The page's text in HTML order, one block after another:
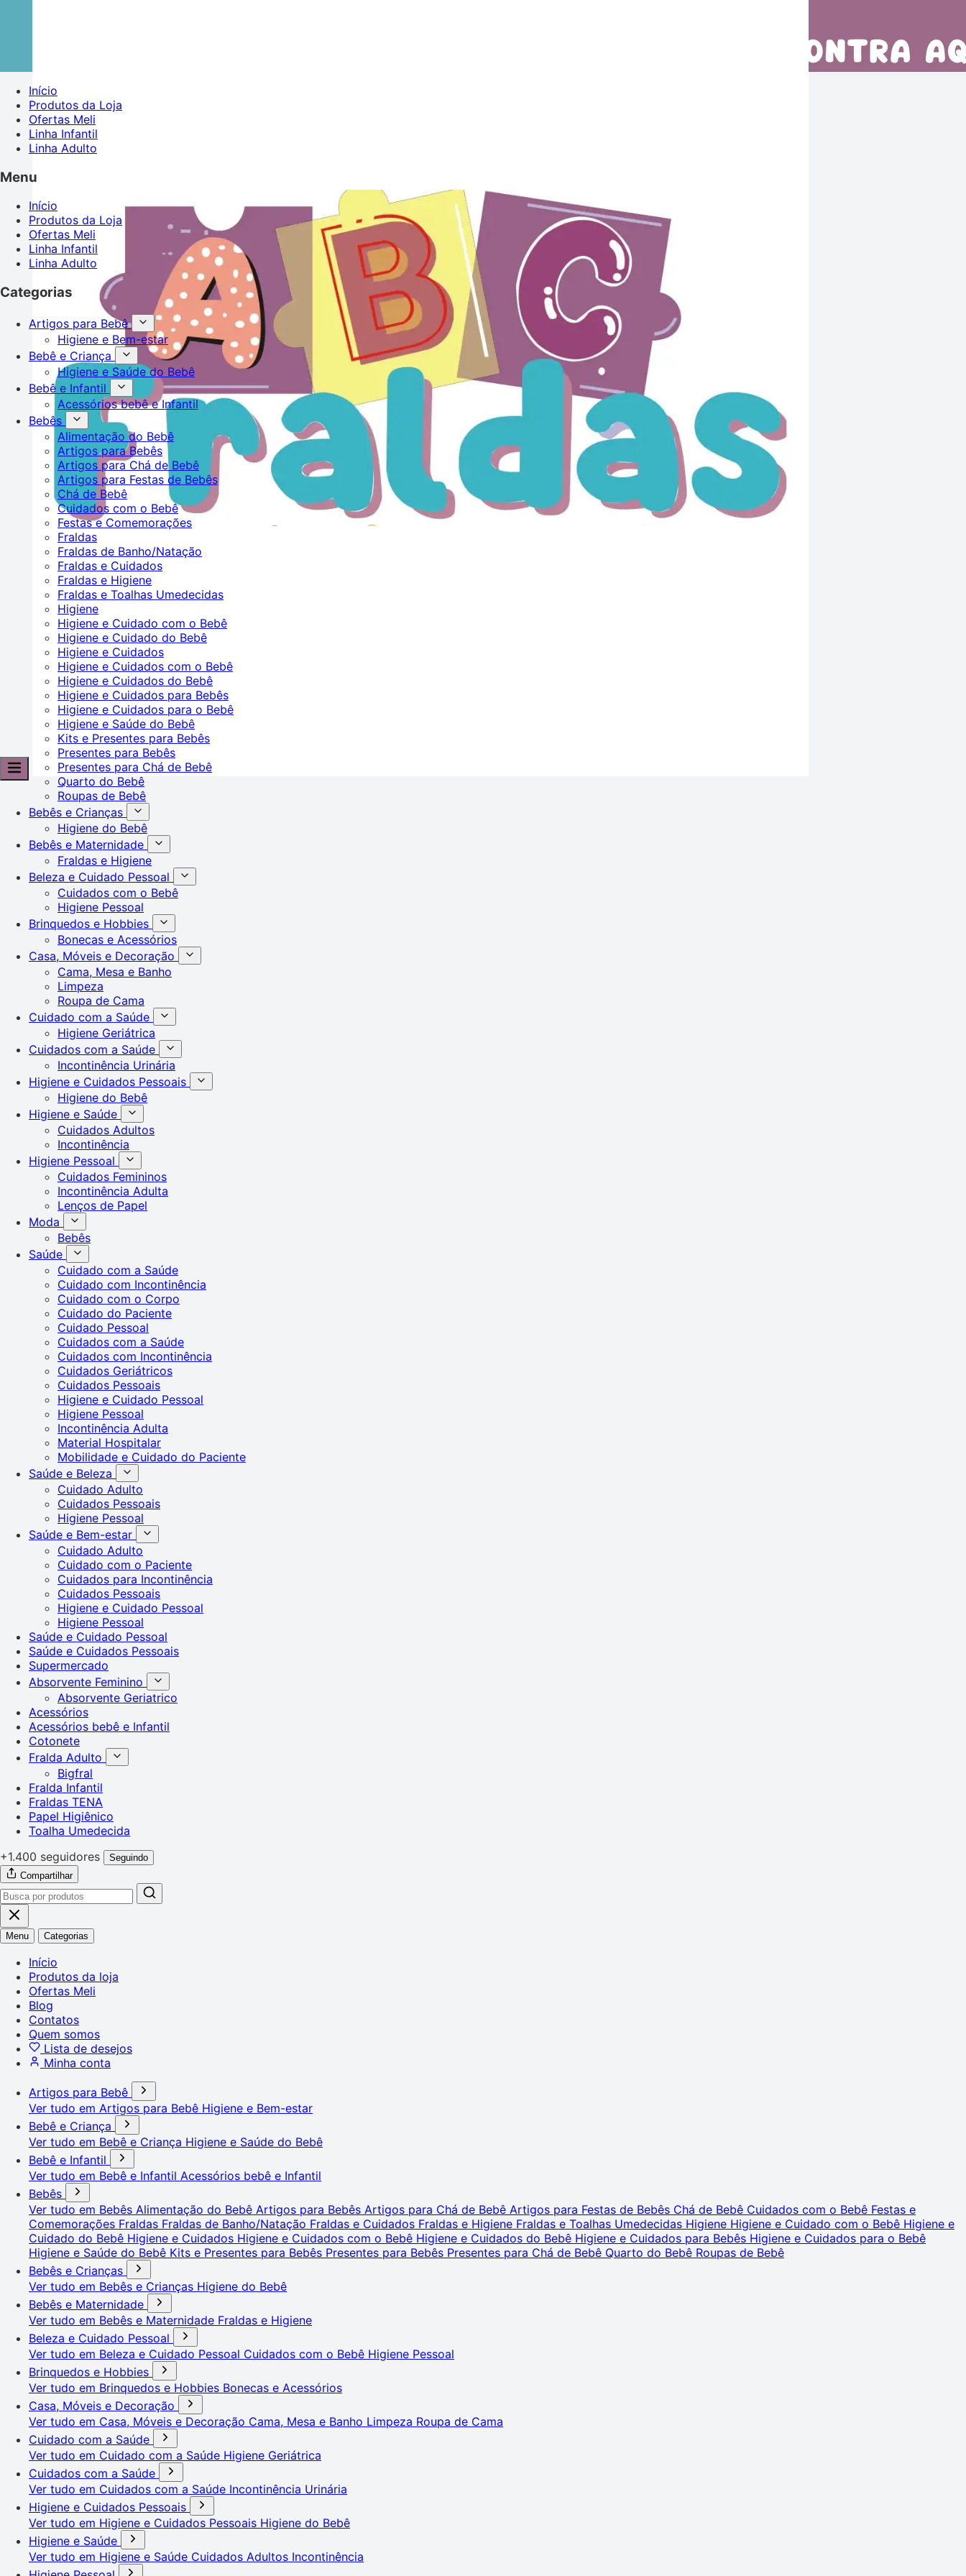
Início
Produtos da Loja
Ofertas Meli
Linha Infantil
Linha Adulto
Menu
Início
Produtos da Loja
Ofertas Meli
Linha Infantil
Linha Adulto
Categorias
Artigos para Bebê
Higiene e Bem-estar
Bebê e Criança
Higiene e Saúde do Bebê
Bebê e Infantil
Acessórios bebê e Infantil
Bebês
Alimentação do Bebê
Artigos para Bebês
Artigos para Chá de Bebê
Artigos para Festas de Bebês
Chá de Bebê
Cuidados com o Bebê
Festas e Comemorações
Fraldas
Fraldas de Banho/Natação
Fraldas e Cuidados
Fraldas e Higiene
Fraldas e Toalhas Umedecidas
Higiene
Higiene e Cuidado com o Bebê
Higiene e Cuidado do Bebê
Higiene e Cuidados
Higiene e Cuidados com o Bebê
Higiene e Cuidados do Bebê
Higiene e Cuidados para Bebês
Higiene e Cuidados para o Bebê
Higiene e Saúde do Bebê
Kits e Presentes para Bebês
Presentes para Bebês
Presentes para Chá de Bebê
Quarto do Bebê
Roupas de Bebê
Bebês e Crianças
Higiene do Bebê
Bebês e Maternidade
Fraldas e Higiene
Beleza e Cuidado Pessoal
Cuidados com o Bebê
Higiene Pessoal
Brinquedos e Hobbies
Bonecas e Acessórios
Casa, Móveis e Decoração
Cama, Mesa e Banho
Limpeza
Roupa de Cama
Cuidado com a Saúde
Higiene Geriátrica
Cuidados com a Saúde
Incontinência Urinária
Higiene e Cuidados Pessoais
Higiene do Bebê
Higiene e Saúde
Cuidados Adultos
Incontinência
Higiene Pessoal
Cuidados Femininos
Incontinência Adulta
Lenços de Papel
Moda
Bebês
Saúde
Cuidado com a Saúde
Cuidado com Incontinência
Cuidado com o Corpo
Cuidado do Paciente
Cuidado Pessoal
Cuidados com a Saúde
Cuidados com Incontinência
Cuidados Geriátricos
Cuidados Pessoais
Higiene e Cuidado Pessoal
Higiene Pessoal
Incontinência Adulta
Material Hospitalar
Mobilidade e Cuidado do Paciente
Saúde e Beleza
Cuidado Adulto
Cuidados Pessoais
Higiene Pessoal
Saúde e Bem-estar
Cuidado Adulto
Cuidado com o Paciente
Cuidados para Incontinência
Cuidados Pessoais
Higiene e Cuidado Pessoal
Higiene Pessoal
Saúde e Cuidado Pessoal
Saúde e Cuidados Pessoais
Supermercado
Absorvente Feminino
Absorvente Geriatrico
Acessórios
Acessórios bebê e Infantil
Cotonete
Fralda Adulto
Bigfral
Fralda Infantil
Fraldas TENA
Papel Higiênico
Toalha Umedecida
+1.400 seguidores
Seguindo
Compartilhar
Menu Categorias
Início
Produtos da loja
Ofertas Meli
Blog
Contatos
Quem somos
Lista de desejos
Minha conta
Artigos para Bebê
Ver tudo em Artigos para Bebê Higiene e Bem-estar
Bebê e Criança
Ver tudo em Bebê e Criança Higiene e Saúde do Bebê
Bebê e Infantil
Ver tudo em Bebê e Infantil Acessórios bebê e Infantil
Bebês
Ver tudo em Bebês Alimentação do Bebê Artigos para Bebês Artigos para Chá de Bebê Artigos para Festas de Bebês Chá de Bebê Cuidados com o Bebê Festas e
Comemorações Fraldas Fraldas de Banho/Natação Fraldas e Cuidados Fraldas e Higiene Fraldas e Toalhas Umedecidas Higiene Higiene e Cuidado com o Bebê Higiene e
Cuidado do Bebê Higiene e Cuidados Higiene e Cuidados com o Bebê Higiene e Cuidados do Bebê Higiene e Cuidados para Bebês Higiene e Cuidados para o Bebê
Higiene e Saúde do Bebê Kits e Presentes para Bebês Presentes para Bebês Presentes para Chá de Bebê Quarto do Bebê Roupas de Bebê
Bebês e Crianças
Ver tudo em Bebês e Crianças Higiene do Bebê
Bebês e Maternidade
Ver tudo em Bebês e Maternidade Fraldas e Higiene
Beleza e Cuidado Pessoal
Ver tudo em Beleza e Cuidado Pessoal Cuidados com o Bebê Higiene Pessoal
Brinquedos e Hobbies
Ver tudo em Brinquedos e Hobbies Bonecas e Acessórios
Casa, Móveis e Decoração
Ver tudo em Casa, Móveis e Decoração Cama, Mesa e Banho Limpeza Roupa de Cama
Cuidado com a Saúde
Ver tudo em Cuidado com a Saúde Higiene Geriátrica
Cuidados com a Saúde
Ver tudo em Cuidados com a Saúde Incontinência Urinária
Higiene e Cuidados Pessoais
Ver tudo em Higiene e Cuidados Pessoais Higiene do Bebê
Higiene e Saúde
Ver tudo em Higiene e Saúde Cuidados Adultos Incontinência